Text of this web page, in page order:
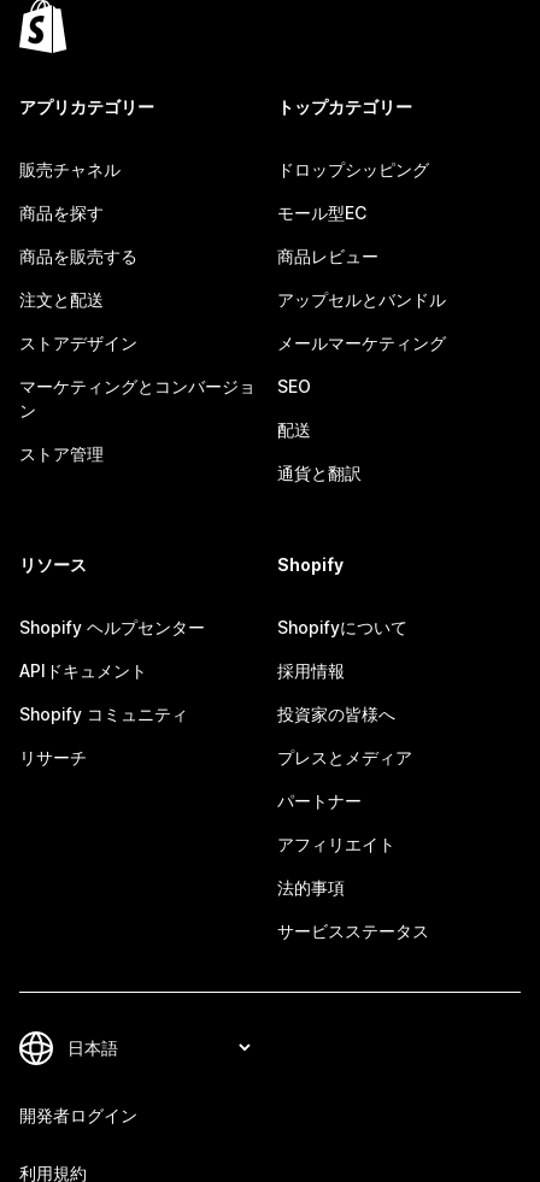
アプリカテゴリー
販売チャネル
商品を探す
商品を販売する
注文と配送
ストアデザイン
マーケティングとコンバージョ
ン
ストア管理
トップカテゴリー
ドロップシッピング
モール型EC
商品レビュー
アップセルとバンドル
メールマーケティング
SEO
配送
通貨と翻訳
リソース
Shopify ヘルプセンター
APIドキュメント
Shopify コミュニティ
リサーチ
Shopify
Shopifyについて
採用情報
投資家の皆様へ
プレスとメディア
パートナー
アフィリエイト
法的事項
サービスステータス
開発者ログイン
利用規約